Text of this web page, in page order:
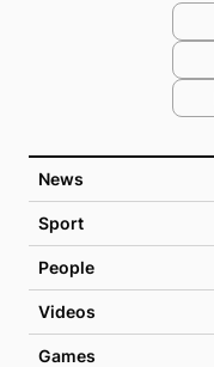
News
Sport
People
Videos
Games